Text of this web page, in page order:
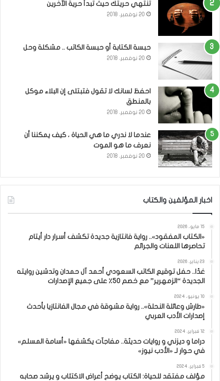
تنتهي حريتك حيث تبدأ حرية الآخرين
20 نوفمبر، 2018
حبسة الكتابة أو حبسة الكاتب .. مشكلة وحل
20 نوفمبر، 2018
احفظ لسانك لا تقول فتبتلى إن البلاء موكل
بالمنطق
20 نوفمبر، 2018
عندما لا ندري ما هي الحياة ، كيف يمكننا أن
نعرف ما هو الموت
20 نوفمبر، 2018
اخبار المؤلفين والكتاب
15 مايو، 2026
«الكتاب المفقود».. رواية فانتازية جديدة تكشف أسرار دار أيتام
تحاصرها اللعنات والجرائم
23 يناير، 2026
غدًا.. حفل توقيع الكاتب السعودي أحمد آل حمدان وتدشين روايته
الجديدة “الزمهرير” مع خصم 50٪ على جميع الإصدارات
10 يونيو، 2024
«طارش وعائلة النحلة».. رواية مشوقة في مجال الفانتازيا بأحدث
إصدارات الأدب العربي
12 فبراير، 2024
دراما و ديزني و روايات حديثة.. مفاجآت يكشفها «أسامة المسلم»
في حوار لـ «الأدب نيوز»
5 فبراير، 2024
مؤلف مفتقد للحياة: الكتاب يوضح أعراض الاكتئاب و يرشد صحابه